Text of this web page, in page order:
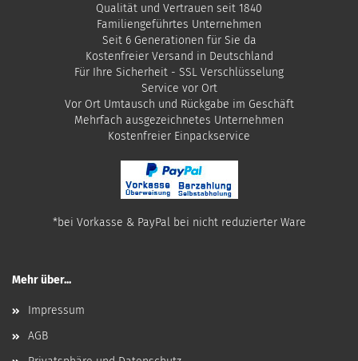
Qualität und Vertrauen seit 1840
Familiengeführtes Unternehmen
Seit 6 Generationen für Sie da
Kostenfreier Versand in Deutschland
Für Ihre Sicherheit - SSL Verschlüsselung
Service vor Ort
Vor Ort Umtausch und Rückgabe im Geschäft
Mehrfach ausgezeichnetes Unternehmen
​Kostenfreier Einpackservice
*bei Vorkasse & PayPal bei nicht reduzierter Ware
Mehr über...
Impressum
AGB